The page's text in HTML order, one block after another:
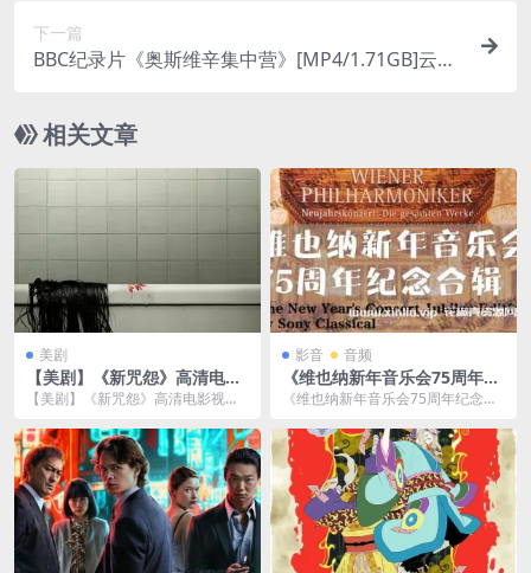
下一篇
BBC纪录片《奥斯维辛集中营》[MP4/1.71GB]云网
相关文章
美剧
【美剧】《新咒怨》高清电影
视频资源-百度云网盘下载
【美剧】《新咒怨》高清电影视频
处理，百度网...
影音 音频
《维也纳新年音乐会75周年纪
念》无损版收藏[WAV/FLAC/
《维也纳新年音乐会75周年纪念》
百...